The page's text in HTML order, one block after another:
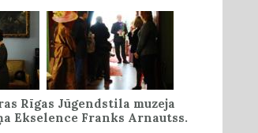
Rīgas Jūgendstila muzeja
Ekselence Franks Arnautss.